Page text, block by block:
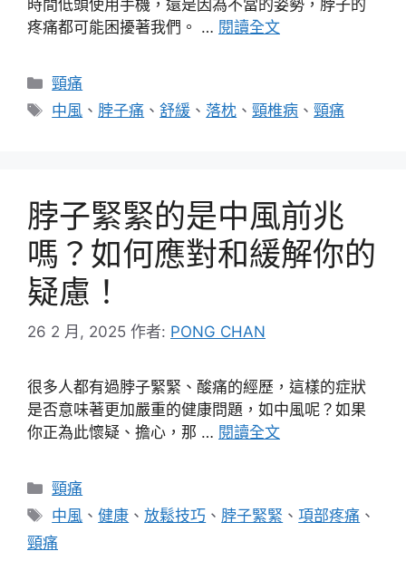
時間低頭使用手機，還是因為不當的姿勢，脖子的
疼痛都可能困擾著我們。 … 閱讀全文
分
類
頸痛
標
中風 、 脖子痛 、舒緩 、 落枕 、頸椎病 、頸痛
脖子緊緊的是中風前兆
嗎？如何應對和緩解你的
疑慮！
26 2 月, 2025 作者: PONG CHAN
很多人都有過脖子緊緊、酸痛的經歷，這樣的症狀
是否意味著更加嚴重的健康問題，如中風呢？如果
你正為此懷疑、擔心，那 … 閱讀全文
分
類
頸痛
標
籤
中風 、健康 、放鬆技巧 、 脖子緊緊 、項部疼痛 、
頸痛